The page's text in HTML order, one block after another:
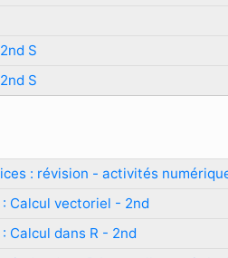
S
S
: révision - activités
Calcul vectoriel - 2nd
Calcul dans R - 2nd